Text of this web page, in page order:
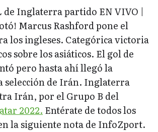
de Inglaterra partido EN VIVO |
Marcus Rashford pone el
los ingleses. Categórica victoria
sobre los asiáticos. El gol de
pero hasta ahí llegó la
selección de Irán. Inglaterra
Irán, por el Grupo B del
2022. Entérate de todos los
la siguiente nota de InfoZport.